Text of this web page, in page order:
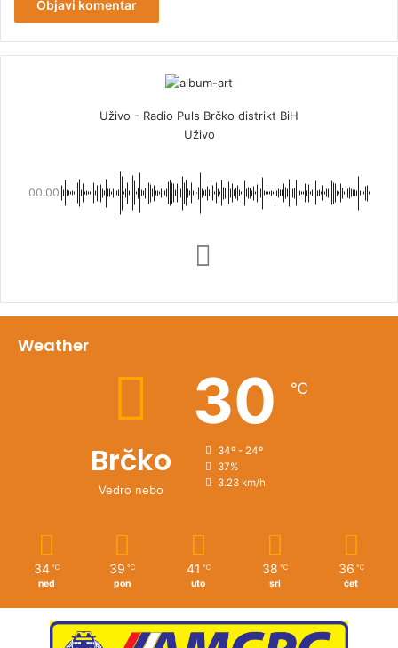
Uživo - Radio Puls Brčko distrikt BiH
Uživo
00:00
Weather
Brčko
Vedro nebo
30 ℃
34º - 24º
37%
3.23 km/h
34 ℃
ned
39 ℃
pon
41 ℃
uto
38 ℃
sri
36 ℃
čet